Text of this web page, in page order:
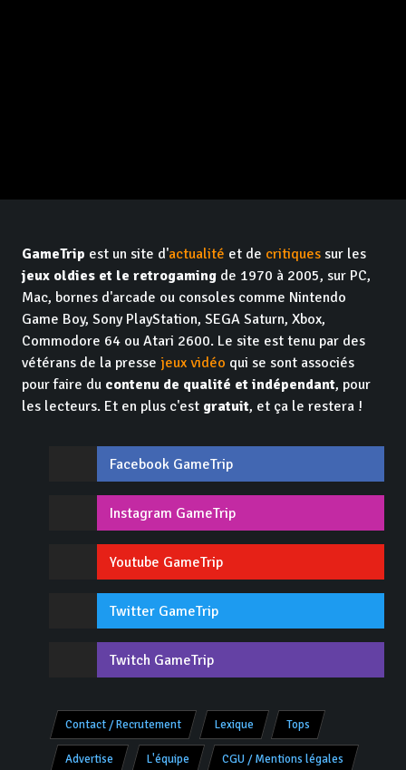
GameTrip est un site d'actualité et de critiques sur les
jeux oldies et le retrogaming de 1970 à 2005, sur PC,
Mac, bornes d'arcade ou consoles comme Nintendo
Game Boy, Sony PlayStation, SEGA Saturn, Xbox,
Commodore 64 ou Atari 2600. Le site est tenu par des
vétérans de la presse jeux vidéo qui se sont associés
pour faire du contenu de qualité et indépendant, pour
les lecteurs. Et en plus c'est gratuit, et ça le restera !
Facebook GameTrip
Instagram GameTrip
Youtube GameTrip
Twitter GameTrip
Twitch GameTrip
Contact / Recrutement Lexique Tops
Advertise L'équipe CGU / Mentions légales